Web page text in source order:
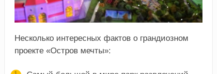
Несколько интересных фактов о грандиозном
проекте «Остров мечты»: